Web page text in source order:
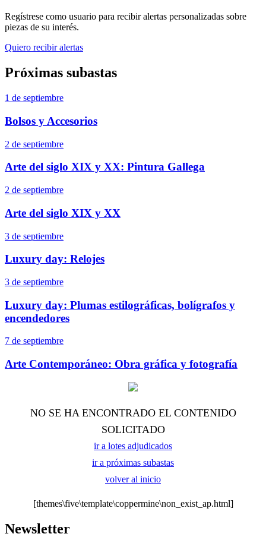
Regístrese como usuario para recibir alertas personalizadas sobre
piezas de su interés.
Quiero recibir alertas
Próximas subastas
1 de septiembre
Bolsos y Accesorios
2 de septiembre
Arte del siglo XIX y XX: Pintura Gallega
2 de septiembre
Arte del siglo XIX y XX
3 de septiembre
Luxury day: Relojes
3 de septiembre
Luxury day: Plumas estilográficas, bolígrafos y
encendedores
7 de septiembre
Arte Contemporáneo: Obra gráfica y fotografía
NO SE HA ENCONTRADO EL CONTENIDO
SOLICITADO
ir a lotes adjudicados
ir a próximas subastas
volver al inicio
[themes\five\template\coppermine\non_exist_ap.html]
Newsletter